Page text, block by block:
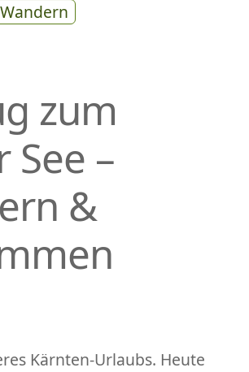
Wandern
zum
See –
&
Kärnten-Urlaubs. Heute